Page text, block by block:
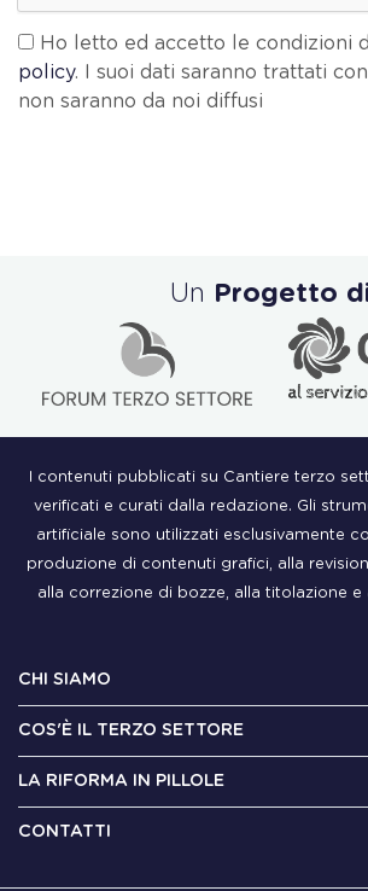
Ho letto ed accetto le condizioni
policy. I suoi dati saranno trattati
non saranno da noi diffusi
Un Progetto
I contenuti pubblicati su Cantiere terzo
verificati e curati dalla redazione. Gli
artificiale sono utilizzati esclusivamente
produzione di contenuti grafici, alla
alla correzione di bozze, alla titolazione e
CHI SIAMO
COS'È IL TERZO SETTORE
LA RIFORMA IN PILLOLE
CONTATTI